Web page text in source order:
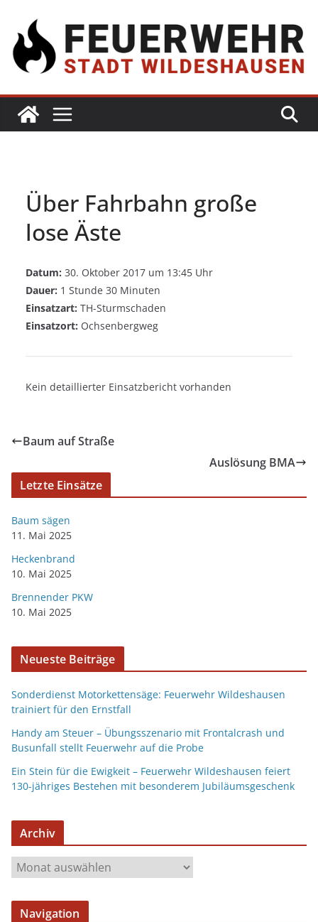
Über Fahrbahn große
lose Äste
Datum: 30. Oktober 2017 um 13:45 Uhr
Dauer: 1 Stunde 30 Minuten
Einsatzart: TH-Sturmschaden
Einsatzort: Ochsenbergweg
Kein detaillierter Einsatzbericht vorhanden
Baum auf Straße
Auslösung BMA
Letzte Einsätze
Baum sägen
11. Mai 2025
Heckenbrand
10. Mai 2025
Brennender PKW
10. Mai 2025
Neueste Beiträge
Sonderdienst Motorkettensäge: Feuerwehr Wildeshausen
trainiert für den Ernstfall
Handy am Steuer – Übungsszenario mit Frontalcrash und
Busunfall stellt Feuerwehr auf die Probe
Ein Stein für die Ewigkeit – Feuerwehr Wildeshausen feiert
130-jähriges Bestehen mit besonderem Jubiläumsgeschenk
Archiv
Navigation